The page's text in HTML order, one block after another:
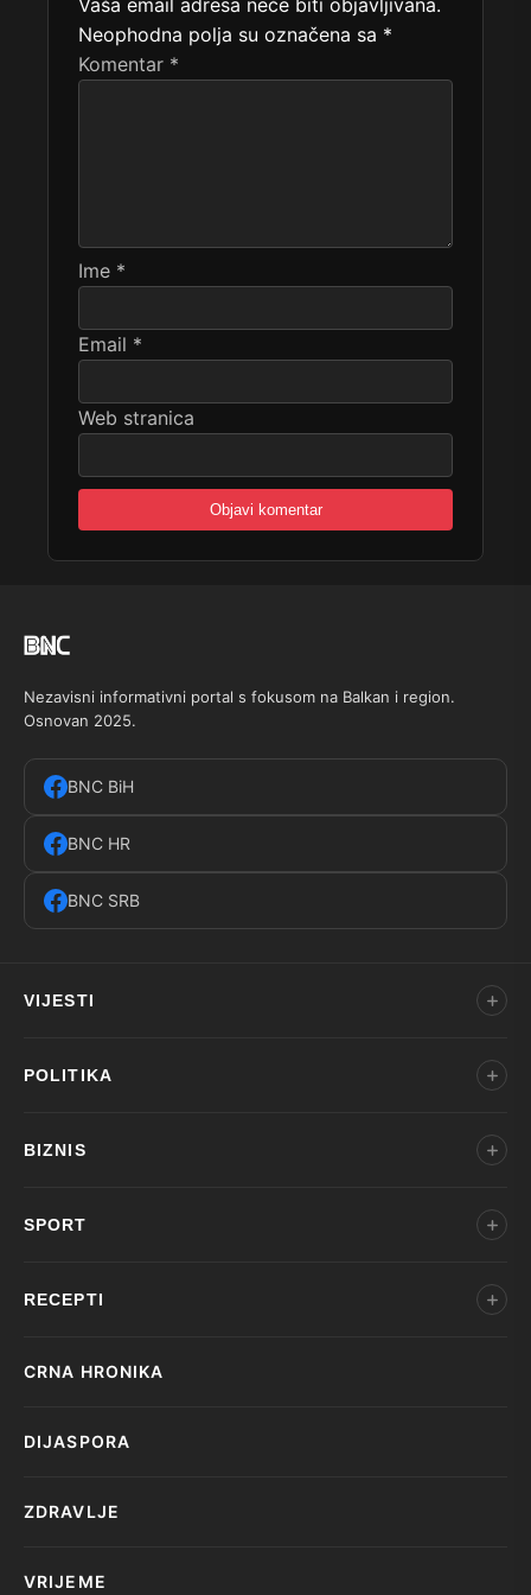
Vaša email adresa neće biti objavljivana.
Neophodna polja su označena sa *
Komentar *
Ime *
Email *
Web stranica
Nezavisni informativni portal s fokusom na Balkan i region.
Osnovan 2025.
BNC BiH
BNC HR
BNC SRB
VIJESTI
POLITIKA
BIZNIS
SPORT
RECEPTI
CRNA HRONIKA
DIJASPORA
ZDRAVLJE
VRIJEME